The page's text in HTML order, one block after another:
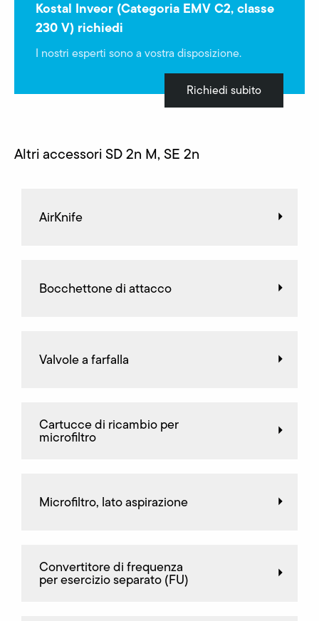
Kostal Inveor (Categoria EMV C2, classe
230 V) richiedi
I nostri esperti sono a vostra disposizione.
Richiedi subito
Altri accessori SD 2n M, SE 2n
AirKnife
Bocchettone di attacco
Valvole a farfalla
Cartucce di ricambio per
microfiltro
Microfiltro, lato aspirazione
Convertitore di frequenza
per esercizio separato (FU)